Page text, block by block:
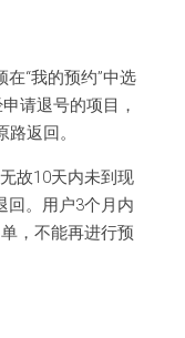
“我的预约”中选
请退号的项目，
返回。
故10天内未到现
回。用户3个月内
，不能再进行预